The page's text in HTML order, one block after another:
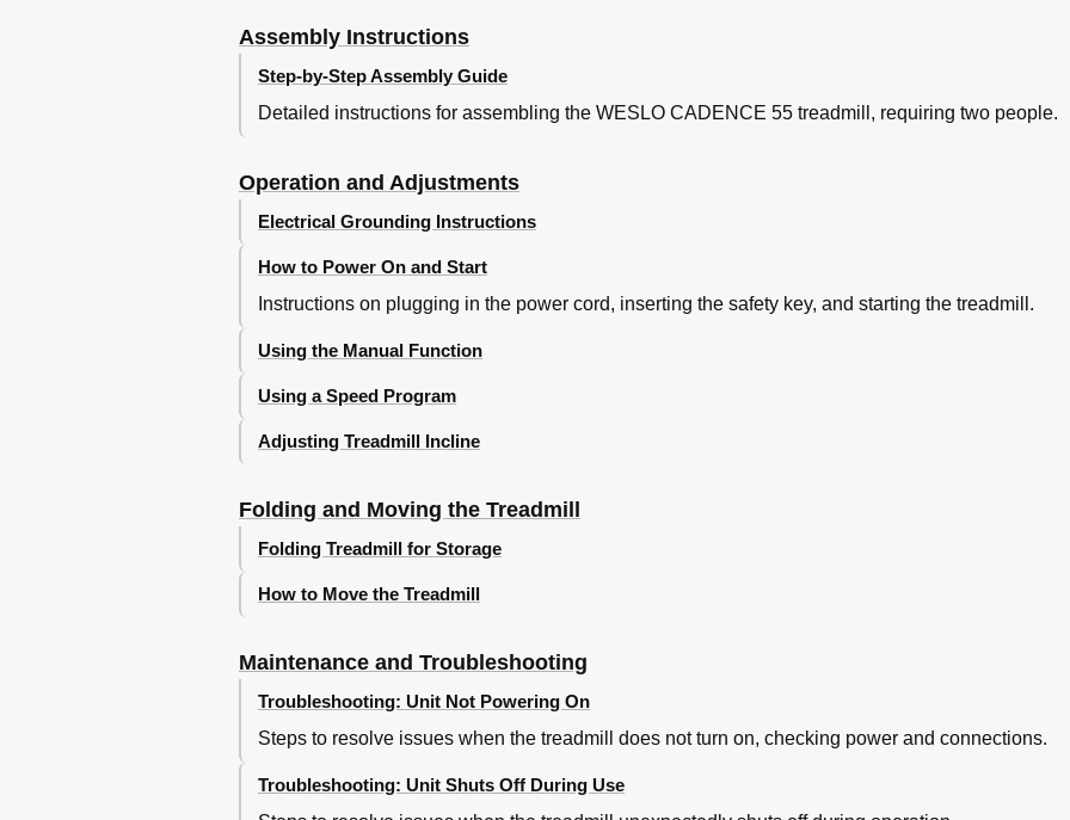
Assembly Instructions
Step-by-Step Assembly Guide
Detailed instructions for assembling the WESLO CADENCE 55 treadmill, requiring two people.
Operation and Adjustments
Electrical Grounding Instructions
How to Power On and Start
Instructions on plugging in the power cord, inserting the safety key, and starting the treadmill.
Using the Manual Function
Using a Speed Program
Adjusting Treadmill Incline
Folding and Moving the Treadmill
Folding Treadmill for Storage
How to Move the Treadmill
Maintenance and Troubleshooting
Troubleshooting: Unit Not Powering On
Steps to resolve issues when the treadmill does not turn on, checking power and connections.
Troubleshooting: Unit Shuts Off During Use